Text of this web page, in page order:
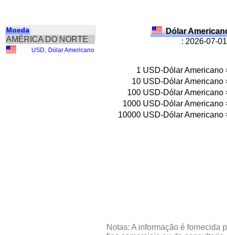
Moeda
AMÉRICA DO NORTE
USD Dólar Americano
Dólar
: 2026-07-
1 USD-Dólar Americano
10 USD-Dólar Americano
100 USD-Dólar Americano
1000 USD-Dólar Americano
10000 USD-Dólar Americano
Notas: A informação é fornecida